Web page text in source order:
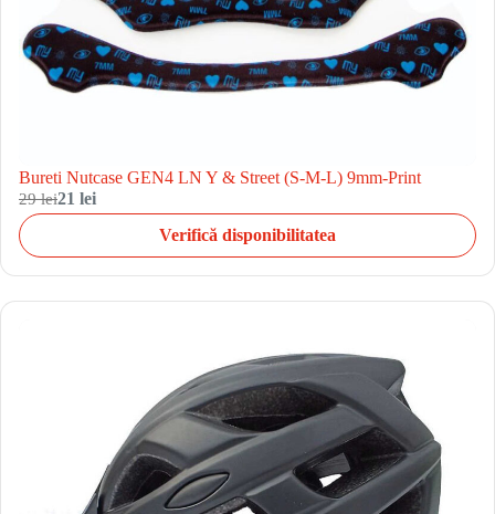
Bureti Nutcase GEN4 LN Y & Street (S-M-L) 9mm-Print
29 lei21 lei
Verifică disponibilitatea